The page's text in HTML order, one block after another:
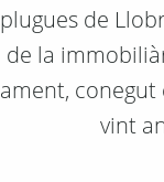
de
de la
vint